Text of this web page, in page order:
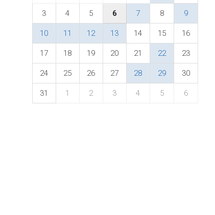
3 4 5 6 7 8 9
10 11 12 13 14 15 16
17 18 19 20 21 22 23
24 25 26 27 28 29 30
31 1 2 3 4 5 6